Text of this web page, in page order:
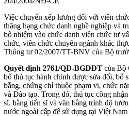
Việc chuyển xếp lương đối với viên
thăng hạng chức danh nghề nghiệp và
bổ nhiệm vào chức danh viên chức tư
chức, viên chức chuyên ngành khác
Thông tư 02/2007/TT-BNV của Bộ
Quyết định 2761/QĐ-BGDĐT của Bộ
bố thủ tục hành chính được sửa đổi, bổ
bằng, chứng chỉ thuộc phạm vi, chức
và Đào tạo. Trong đó, thủ tục công
sĩ, bằng tiến sĩ và văn bằng trình độ
nước ngoài cấp để sử dụng tại Việt